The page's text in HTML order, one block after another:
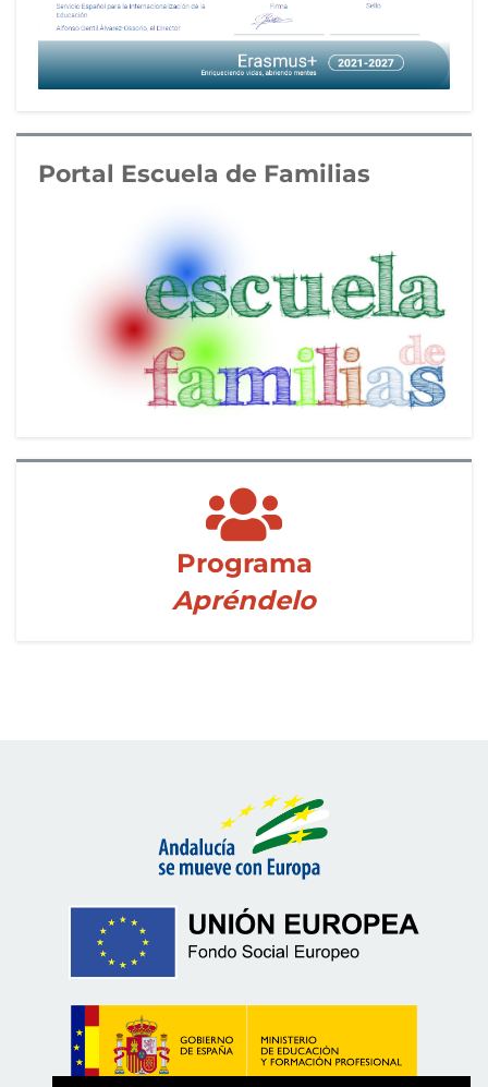
Portal Escuela de Familias
Programa
Apréndelo